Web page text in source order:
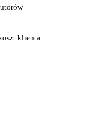
klienta